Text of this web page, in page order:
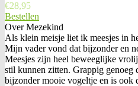
€28,95
Bestellen
Over Mezekind
Als klein meisje liet ik meesjes in
Mijn vader vond dat bijzonder en
Meesjes zijn heel beweeglijke
stil kunnen zitten. Grappig genoeg
bijzonder mooie vogeltje en is ook